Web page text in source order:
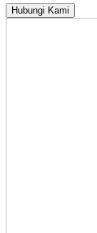
Hubungi Kami